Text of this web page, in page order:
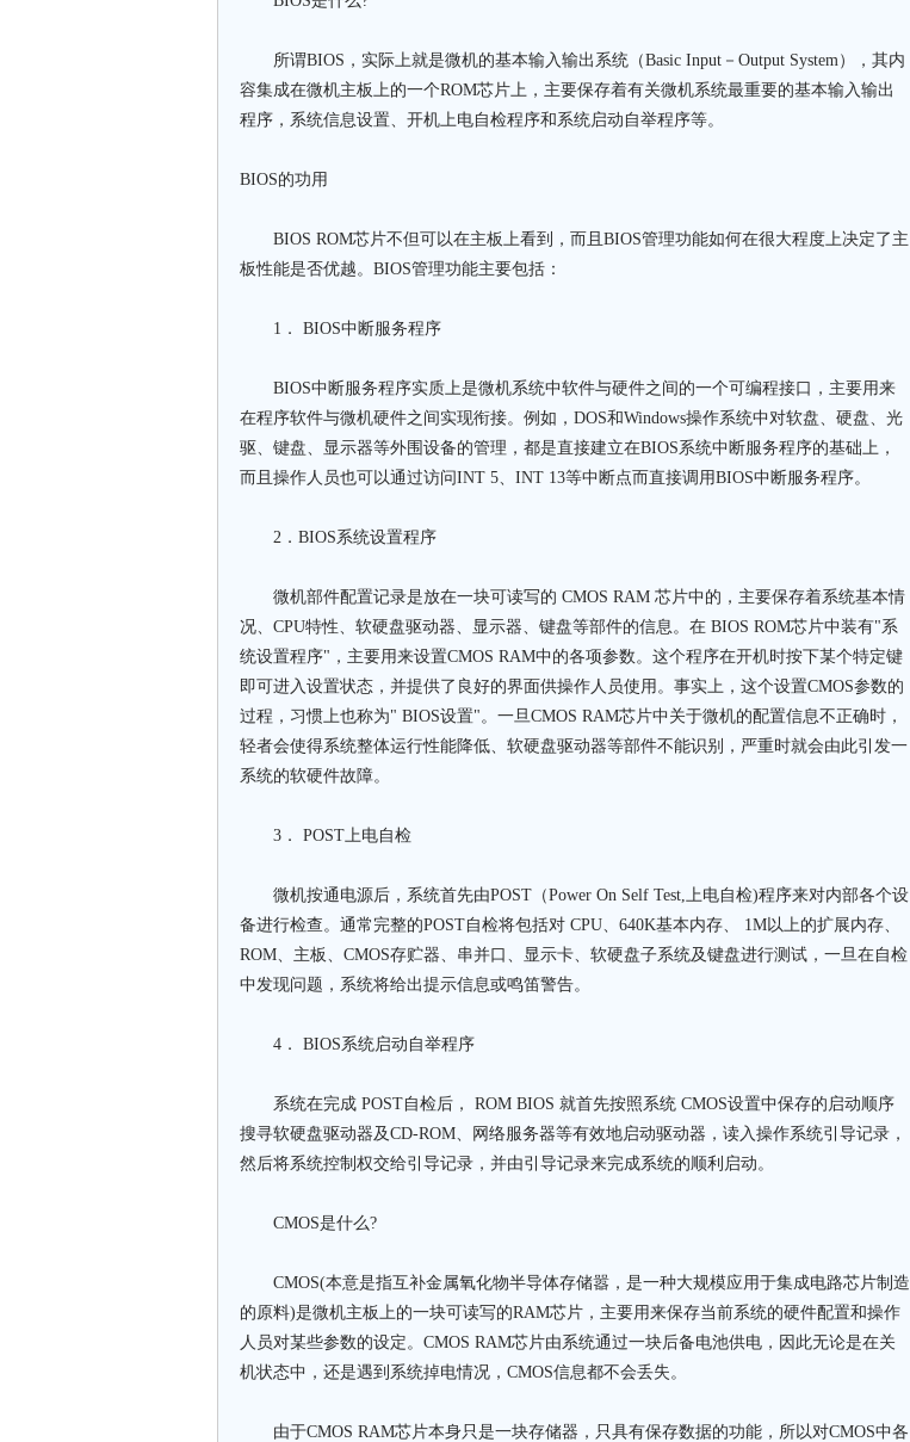
所谓BIOS，实际上就是微机的基本输入输出系统（Basic Input－Output System），其内
容集成在微机主板上的一个ROM芯片上，主要保存着有关微机系统最重要的基本输入输出
程序，系统信息设置、开机上电自检程序和系统启动自举程序等。
BIOS的功用
BIOS ROM芯片不但可以在主板上看到，而且BIOS管理功能如何在很大程度上决定了主
板性能是否优越。BIOS管理功能主要包括：
1． BIOS中断服务程序
BIOS中断服务程序实质上是微机系统中软件与硬件之间的一个可编程接口，主要用来
在程序软件与微机硬件之间实现衔接。例如，DOS和Windows操作系统中对软盘、硬盘、光
驱、键盘、显示器等外围设备的管理，都是直接建立在BIOS系统中断服务程序的基础上，
而且操作人员也可以通过访问INT 5、INT 13等中断点而直接调用BIOS中断服务程序。
2．BIOS系统设置程序
微机部件配置记录是放在一块可读写的 CMOS RAM 芯片中的，主要保存着系统基本情
况、CPU特性、软硬盘驱动器、显示器、键盘等部件的信息。在 BIOS ROM芯片中装有"系
统设置程序"，主要用来设置CMOS RAM中的各项参数。这个程序在开机时按下某个特定键
即可进入设置状态，并提供了良好的界面供操作人员使用。事实上，这个设置CMOS参数的
过程，习惯上也称为" BIOS设置"。一旦CMOS RAM芯片中关于微机的配置信息不正确时，
轻者会使得系统整体运行性能降低、软硬盘驱动器等部件不能识别，严重时就会由此引发一
系统的软硬件故障。
3． POST上电自检
微机按通电源后，系统首先由POST（Power On Self Test,上电自检)程序来对内部各个设
备进行检查。通常完整的POST自检将包括对 CPU、640K基本内存、 1M以上的扩展内存、
ROM、主板、CMOS存贮器、串并口、显示卡、软硬盘子系统及键盘进行测试，一旦在自检
中发现问题，系统将给出提示信息或鸣笛警告。
4． BIOS系统启动自举程序
系统在完成 POST自检后， ROM BIOS 就首先按照系统 CMOS设置中保存的启动顺序
搜寻软硬盘驱动器及CD-ROM、网络服务器等有效地启动驱动器，读入操作系统引导记录，
然后将系统控制权交给引导记录，并由引导记录来完成系统的顺利启动。
CMOS是什么?
CMOS(本意是指互补金属氧化物半导体存储嚣，是一种大规模应用于集成电路芯片制造
的原料)是微机主板上的一块可读写的RAM芯片，主要用来保存当前系统的硬件配置和操作
人员对某些参数的设定。CMOS RAM芯片由系统通过一块后备电池供电，因此无论是在关
机状态中，还是遇到系统掉电情况，CMOS信息都不会丢失。
由于CMOS RAM芯片本身只是一块存储器，只具有保存数据的功能，所以对CMOS中各